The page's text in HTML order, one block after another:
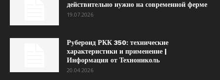
действительно нужно на современной ферме
19.07.2026
Рубероид РКК 350: технические
характеристики и применение |
Информация от Технониколь
20.04.2026